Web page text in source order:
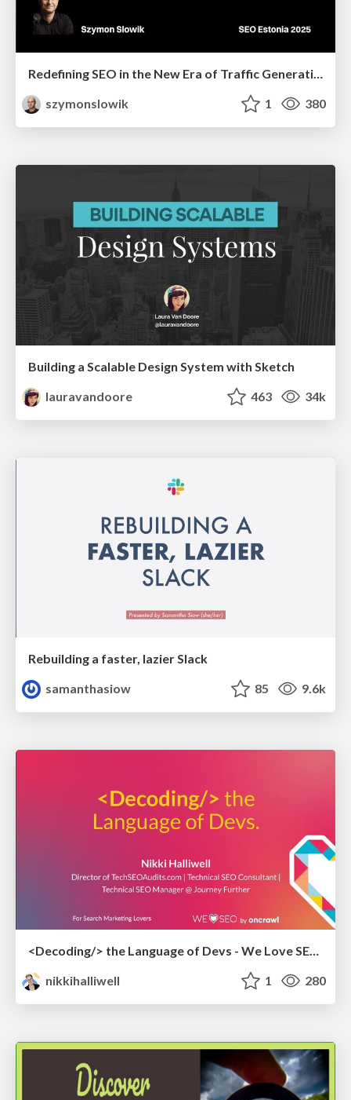
Redefining SEO in the New Era of Traffic Generation
szymonslowik
1 380
Building a Scalable Design System with Sketch
lauravandoore
463 34k
Rebuilding a faster, lazier Slack
samanthasiow
85 9.6k
<Decoding/> the Language of Devs - We Love SEO 2024
nikkihalliwell
1 280